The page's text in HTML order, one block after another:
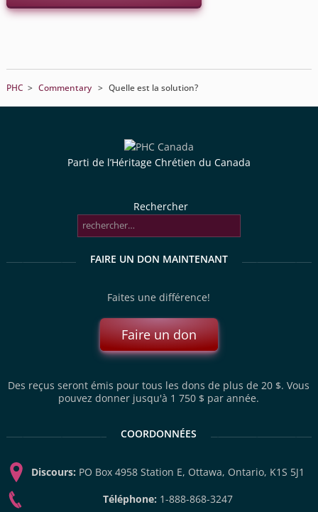
PHC > Commentary > Quelle est la solution?
Parti de l’Héritage Chrétien du Canada
Rechercher
FAIRE UN DON MAINTENANT
Faites une différence!
Faire un don
Des reçus seront émis pour tous les dons de plus de 20 $. Vous
pouvez donner jusqu'à 1 750 $ par année.
COORDONNÉES
Discours: PO Box 4958 Station E, Ottawa, Ontario, K1S 5J1
Téléphone: 1-888-868-3247